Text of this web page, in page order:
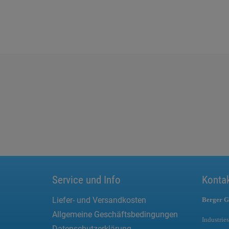
Service und Info
Liefer- und Versandkosten
Allgemeine Geschäftsbedingungen
Berger